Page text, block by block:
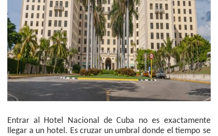
Entrar al Hotel Nacional de Cuba no es exactamente
llegar a un hotel. Es cruzar un umbral donde el tiempo se